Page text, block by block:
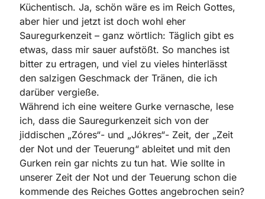
Küchentisch. Ja, schön wäre es im Reich Gottes,
aber hier und jetzt ist doch wohl eher
Sauregurkenzeit – ganz wörtlich: Täglich gibt es
etwas, dass mir sauer aufstößt. So manches ist
bitter zu ertragen, und viel zu vieles hinterlässt
den salzigen Geschmack der Tränen, die ich
darüber vergieße.
Während ich eine weitere Gurke vernasche, lese
ich, dass die Sauregurkenzeit sich von der
jiddischen „Zóres“- und „Jókres“- Zeit, der „Zeit
der Not und der Teuerung“ ableitet und mit den
Gurken rein gar nichts zu tun hat. Wie sollte in
unserer Zeit der Not und der Teuerung schon die
kommende des Reiches Gottes angebrochen sein?